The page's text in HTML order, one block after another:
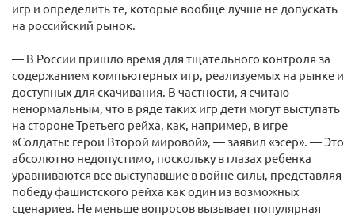
игр и определить те, которые вообще лучше не допускать
на российский рынок.
— В России пришло время для тщательного контроля за
содержанием компьютерных игр, реализуемых на рынке и
доступных для скачивания. В частности, я считаю
ненормальным, что в ряде таких игр дети могут выступать
на стороне Третьего рейха, как, например, в игре
«Солдаты: герои Второй мировой», — заявил «эсер». — Это
абсолютно недопустимо, поскольку в глазах ребенка
уравниваются все выступавшие в войне силы, представляя
победу фашистского рейха как один из возможных
сценариев. Не меньше вопросов вызывает популярная